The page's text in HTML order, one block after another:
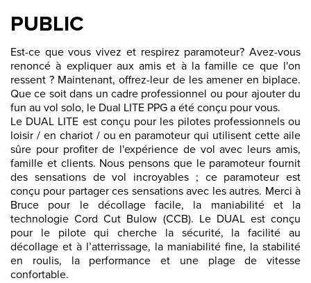
PUBLIC
Est-ce que vous vivez et respirez paramoteur? Avez-vous
renoncé à expliquer aux amis et à la famille ce que l'on
ressent ? Maintenant, offrez-leur de les amener en biplace.
Que ce soit dans un cadre professionnel ou pour ajouter du
fun au vol solo, le Dual LITE PPG a été conçu pour vous.
Le DUAL LITE est conçu pour les pilotes professionnels ou
loisir / en chariot / ou en paramoteur qui utilisent cette aile
sûre pour profiter de l'expérience de vol avec leurs amis,
famille et clients. Nous pensons que le paramoteur fournit
des sensations de vol incroyables ; ce paramoteur est
conçu pour partager ces sensations avec les autres. Merci à
Bruce pour le décollage facile, la maniabilité et la
technologie Cord Cut Bulow (CCB). Le DUAL est conçu
pour le pilote qui cherche la sécurité, la facilité au
décollage et à l’atterrissage, la maniabilité fine, la stabilité
en roulis, la performance et une plage de vitesse
confortable.